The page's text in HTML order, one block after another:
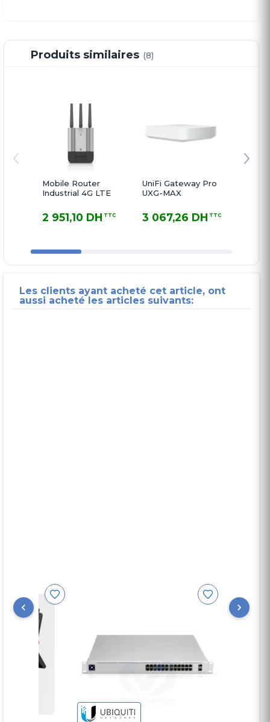
Logiciel intuitif
points d'accès, de gérer les accès: fonctionnalité
de hotspot avec accès Guest.
Pour exploiter les fonctionnalités des points
d'accès Unifi, le contrôleur logiciel doit être
installé sur un ordinateur du réseau et fonctionner
en permanence.
mais l'accès Guest, le portail captif et
indisponibles.
Performances WiFi
Compatible 802.11a/b/g/n/ac, UniFi intègre la
technologie 802.11ac 4x4 MU-MIMO et OFDM
Produits similaires (8)
Mobile Router
Industrial 4G LTE
2 951,10 DH TTC
UniFi Gateway Pro
UXG-MAX
3 067,26 DH TTC
Les clients ayant acheté cet article, ont
aussi acheté les articles suivants: